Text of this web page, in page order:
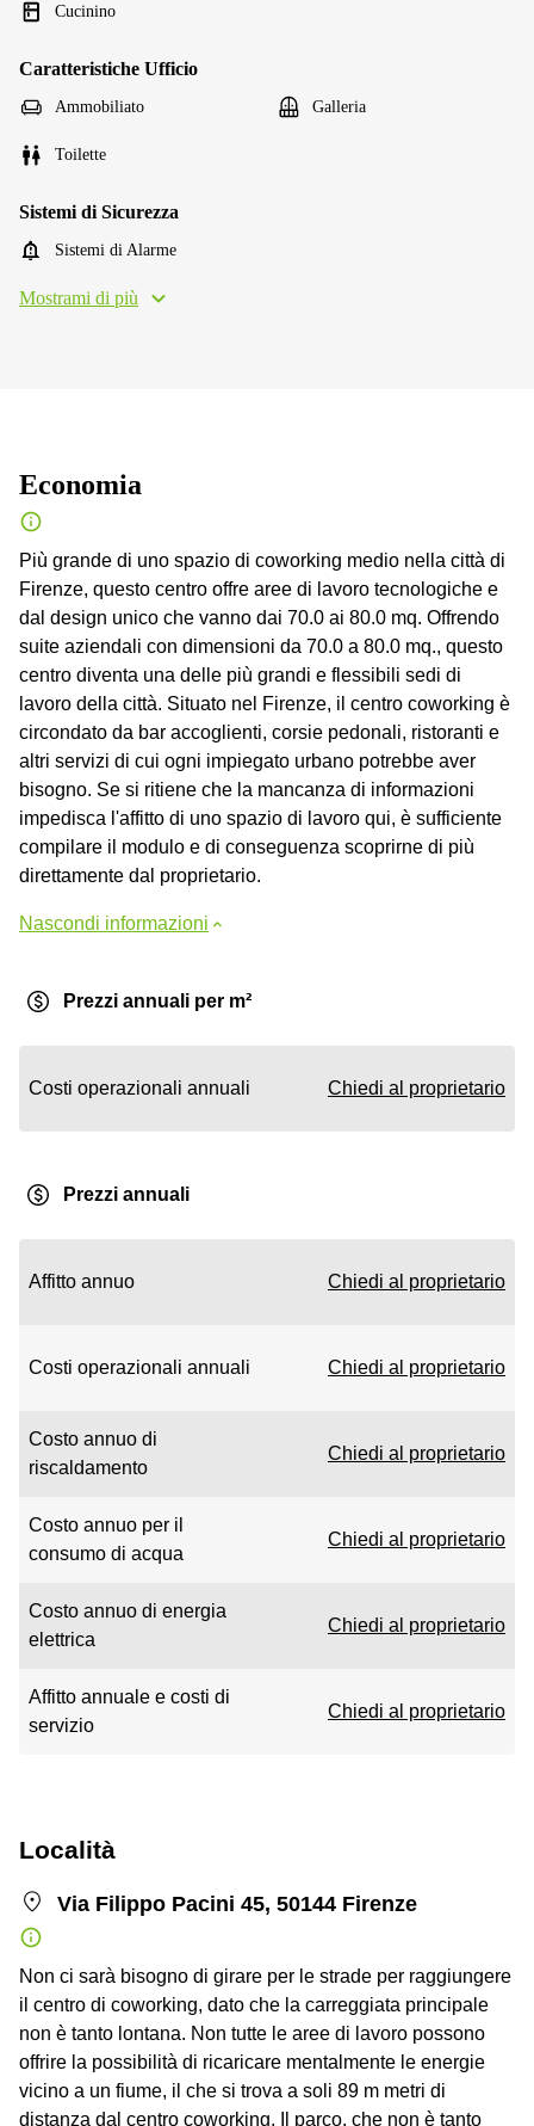
Cucinino
Caratteristiche Ufficio
Ammobiliato Galleria
Toilette
Sistemi di Sicurezza
Sistemi di Alarme
Mostrami di più
Economia
Più grande di uno spazio di coworking medio nella città di
Firenze, questo centro offre aree di lavoro tecnologiche e
dal design unico che vanno dai 70.0 ai 80.0 mq. Offrendo
suite aziendali con dimensioni da 70.0 a 80.0 mq., questo
centro diventa una delle più grandi e flessibili sedi di
lavoro della città. Situato nel Firenze, il centro coworking è
circondato da bar accoglienti, corsie pedonali, ristoranti e
altri servizi di cui ogni impiegato urbano potrebbe aver
bisogno. Se si ritiene che la mancanza di informazioni
impedisca l'affitto di uno spazio di lavoro qui, è sufficiente
compilare il modulo e di conseguenza scoprirne di più
direttamente dal proprietario.
Nascondi informazioni
Prezzi annuali per m²
Costi operazionali annuali Chiedi al proprietario
Prezzi annuali
Affitto annuo Chiedi al proprietario
Costi operazionali annuali Chiedi al proprietario
Costo annuo di
riscaldamento
Chiedi al proprietario
Costo annuo per il
consumo di acqua
Chiedi al proprietario
Costo annuo di energia
elettrica
Chiedi al proprietario
Affitto annuale e costi di
servizio
Chiedi al proprietario
Località
Via Filippo Pacini 45, 50144 Firenze
Non ci sarà bisogno di girare per le strade per raggiungere
il centro di coworking, dato che la carreggiata principale
non è tanto lontana. Non tutte le aree di lavoro possono
offrire la possibilità di ricaricare mentalmente le energie
vicino a un fiume, il che si trova a soli 89 m metri di
distanza dal centro coworking. Il parco, che non è tanto